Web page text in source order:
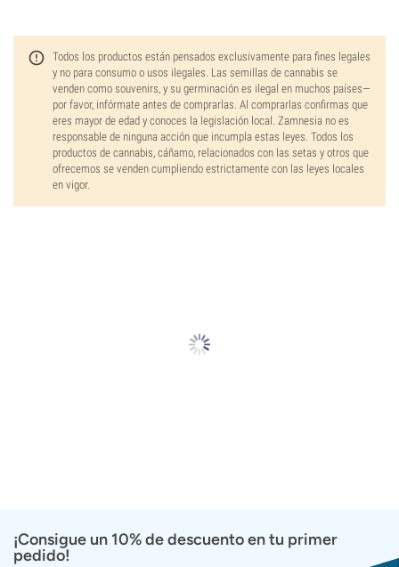
Todos los productos están pensados exclusivamente para fines legales
y no para consumo o usos ilegales. Las semillas de cannabis se
venden como souvenirs, y su germinación es ilegal en muchos países—
por favor, infórmate antes de comprarlas. Al comprarlas confirmas que
eres mayor de edad y conoces la legislación local. Zamnesia no es
responsable de ninguna acción que incumpla estas leyes. Todos los
productos de cannabis, cáñamo, relacionados con las setas y otros que
ofrecemos se venden cumpliendo estrictamente con las leyes locales
en vigor.
¡Consigue un 10% de descuento en tu primer
pedido!